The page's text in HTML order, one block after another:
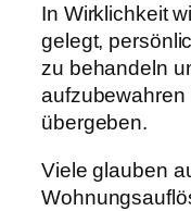
In Wirklichkeit
gelegt,
zu behandeln
aufzubewahren
übergeben.
Viele glauben